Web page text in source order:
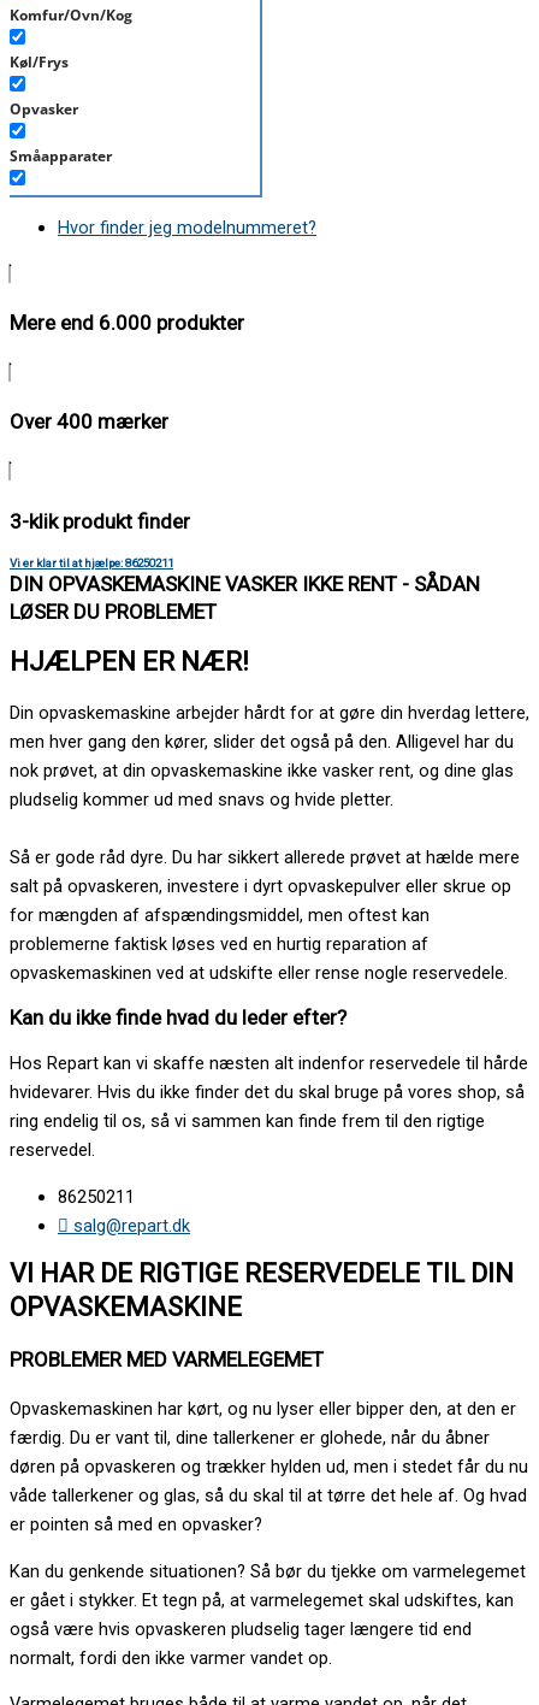
Komfur/Ovn/Kog
Køl/Frys
Opvasker
Småapparater
Støvsuger
Hvor finder jeg modelnummeret?
Mere end 6.000 produkter
Over 400 mærker
3-klik produkt finder
Vi er klar til at hjælpe: 86250211
DIN OPVASKEMASKINE VASKER IKKE RENT - SÅDAN
LØSER DU PROBLEMET
HJÆLPEN ER NÆR!
Din opvaskemaskine arbejder hårdt for at gøre din hverdag lettere,
men hver gang den kører, slider det også på den. Alligevel har du
nok prøvet, at din opvaskemaskine ikke vasker rent, og dine glas
pludselig kommer ud med snavs og hvide pletter.
Så er gode råd dyre. Du har sikkert allerede prøvet at hælde mere
salt på opvaskeren, investere i dyrt opvaskepulver eller skrue op
for mængden af afspændingsmiddel, men oftest kan
problemerne faktisk løses ved en hurtig reparation af
opvaskemaskinen ved at udskifte eller rense nogle reservedele.
Kan du ikke finde hvad du leder efter?
Hos Repart kan vi skaffe næsten alt indenfor reservedele til hårde
hvidevarer. Hvis du ikke finder det du skal bruge på vores shop, så
ring endelig til os, så vi sammen kan finde frem til den rigtige
reservedel.
86250211
salg@repart.dk
VI HAR DE RIGTIGE RESERVEDELE TIL DIN
OPVASKEMASKINE
PROBLEMER MED VARMELEGEMET
Opvaskemaskinen har kørt, og nu lyser eller bipper den, at den er
færdig. Du er vant til, dine tallerkener er glohede, når du åbner
døren på opvaskeren og trækker hylden ud, men i stedet får du nu
våde tallerkener og glas, så du skal til at tørre det hele af. Og hvad
er pointen så med en opvasker?
Kan du genkende situationen? Så bør du tjekke om varmelegemet
er gået i stykker. Et tegn på, at varmelegemet skal udskiftes, kan
også være hvis opvaskeren pludselig tager længere tid end
normalt, fordi den ikke varmer vandet op.